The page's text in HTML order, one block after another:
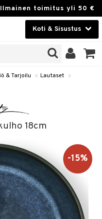
Ilmainen toimitus yli 50 €
Koti & Sisustus
& Tarjoilu » Lautaset »
18cm
-15%